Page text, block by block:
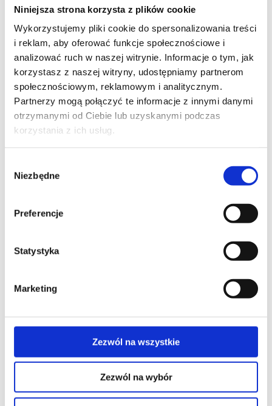
Niniejsza strona korzysta z plików cookie
Wykorzystujemy pliki cookie do spersonalizowania treści
i reklam, aby oferować funkcje społecznościowe i
analizować ruch w naszej witrynie. Informacje o tym, jak
korzystasz z naszej witryny, udostępniamy partnerom
społecznościowym, reklamowym i analitycznym.
Partnerzy mogą połączyć te informacje z innymi danymi
otrzymanymi od Ciebie lub uzyskanymi podczas
korzystania z ich usług.
zgody
Niezbędne
Preferencje
Statystyka
Marketing
Zezwól na wszystkie
Zezwól na wybór
First
210,00ZŁ
270,00ZŁ
Iconic Cars: The Greatest
350,00ZŁ
Jaguar Century: 100 Years of
Automotive Excellence